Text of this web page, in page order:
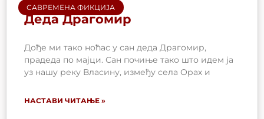
САВРЕМЕНА ФИКЦИЈА
Деда Драгомир
Дође ми тако ноћас у сан деда Драгомир,
прадеда по мајци. Сан почиње тако што идем ја
уз нашу реку Власину, између села Орах и
НАСТАВИ ЧИТАЊЕ »